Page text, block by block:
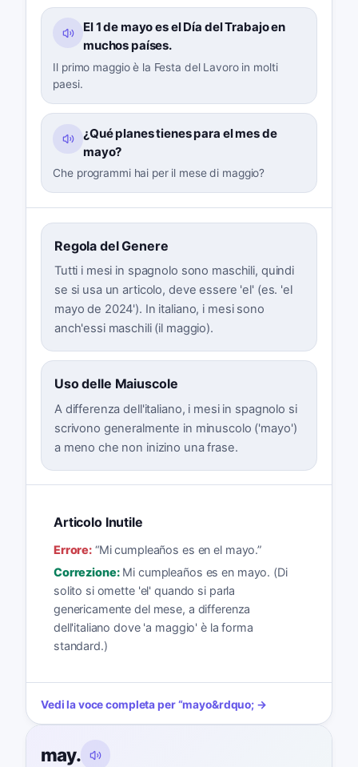
El 1 de mayo es el Día del Trabajo en
muchos países.
Il primo maggio è la Festa del Lavoro in molti
paesi.
¿Qué planes tienes para el mes de
mayo?
Che programmi hai per il mese di maggio?
Regola del Genere
Tutti i mesi in spagnolo sono maschili, quindi
se si usa un articolo, deve essere 'el' (es. 'el
mayo de 2024'). In italiano, i mesi sono
anch'essi maschili (il maggio).
Uso delle Maiuscole
A differenza dell'italiano, i mesi in spagnolo si
scrivono generalmente in minuscolo ('mayo')
a meno che non inizino una frase.
Articolo Inutile
Errore: “Mi cumpleaños es en el mayo.”
Correzione: Mi cumpleaños es en mayo. (Di
solito si omette 'el' quando si parla
genericamente del mese, a differenza
dell'italiano dove 'a maggio' è la forma
standard.)
Vedi la voce completa per“mayo&rdquo; →
may.